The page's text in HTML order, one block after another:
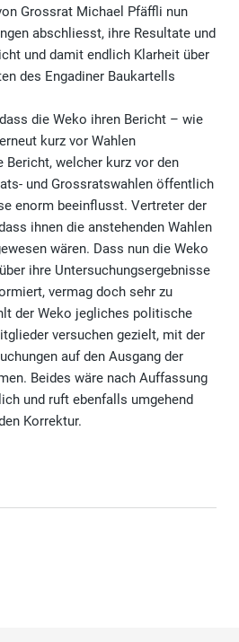
Grossrat Michael Pfäffli nun
abschliesst, ihre Resultate und
und damit endlich Klarheit über
des Engadiner Baukartells
die Weko ihren Bericht – wie
kurz vor Wahlen
welcher kurz vor den
und Grossratswahlen öffentlich
enorm beeinflusst. Vertreter der
ihnen die anstehenden Wahlen
wären. Dass nun die Weko
ihre Untersuchungsergebnisse
vermag doch sehr zu
der Weko jegliches politische
versuchen gezielt, mit der
auf den Ausgang der
Beides wäre nach Auffassung
und ruft ebenfalls umgehend
Korrektur.